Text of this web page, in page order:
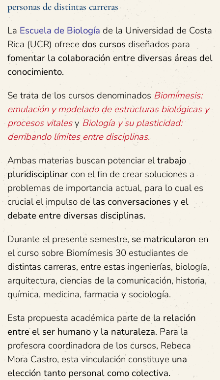
personas de distintas carreras
La Escuela de Biología de la Universidad de Costa
Rica (UCR) ofrece dos cursos diseñados para
fomentar la colaboración entre diversas áreas del
conocimiento.
Se trata de los cursos denominados Biomímesis:
emulación y modelado de estructuras biológicas y
procesos vitalesy Biología y su plasticidad:
derribando límites entre disciplinas.
Ambas materias buscan potenciar eltrabajo
pluridisciplinar con el fin de crear soluciones a
problemas de importancia actual, para lo cual es
crucial el impulso delas conversaciones y el
debate entre diversas disciplinas.
Durante el presente semestre, se matricularon en
el curso sobre Biomímesis 30 estudiantes de
distintas carreras, entre estas ingenierías, biología,
arquitectura, ciencias de la comunicación, historia,
química, medicina, farmacia y sociología.
Esta propuesta académica parte de la relación
entre el ser humano y la naturaleza. Para la
profesora coordinadora de los cursos, Rebeca
Mora Castro, esta vinculación constituye una
elección tanto personal como colectiva.